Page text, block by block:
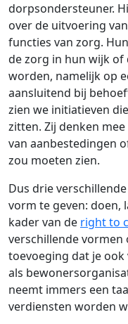
dorpsondersteuner.
over de uitvoering
functies van zorg.
de zorg in hun wijk
worden, namelijk op
aansluitend bij
zien we initiatieven
zitten. Zij denken
van aanbestedingen
zou moeten zien.
Dus drie
vorm te geven: doen,
kader van de right to
verschillende
toevoeging dat je
als
neemt immers een
verdiensten worden